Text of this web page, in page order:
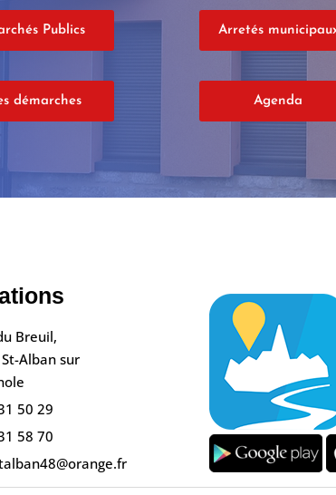
Publics Arretés
démarches Agenda
Breuil,
Alban sur
50 29
58 70